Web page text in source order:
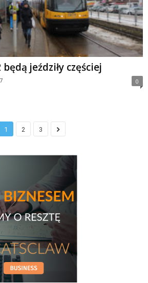
jeździły częściej
0
1 2 3